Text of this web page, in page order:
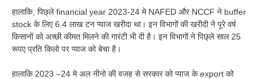
हालाकि, पिछ्ले financial year 2023-24 मे NAFED और NCCF ने buffer
stock के लिए 6.4 लाख टन प्याज खरीदा था। इन विभागों की खरीदी ने पूरे वर्ष
किसानों को अच्छी कीमत मिलने की गारंटी भी दी है। इन विभागों ने पिछ्ले साल 25
रूपए प्रति किलो पर प्याज को बेचा है।
हालाकि 2023 –24 मे अल नीनो की वजह से सरकार को प्याज के export को